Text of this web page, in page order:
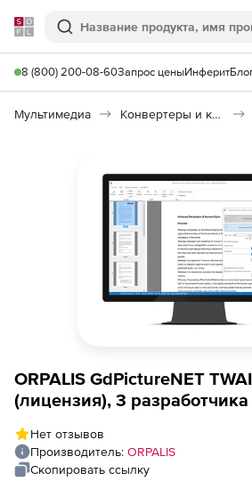
Softline
Поиск
8 (800) 200-08-60Запрос ценыИнферит
Мультимедиа Конвертеры и кодировщики
ORPALIS GdPictureNET
(лицензия), 3 разработчика
Нет отзывов
Производитель: ORPALIS
Скопировать ссылку